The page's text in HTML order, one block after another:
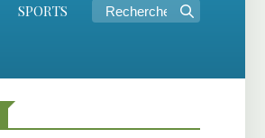
SPORTS